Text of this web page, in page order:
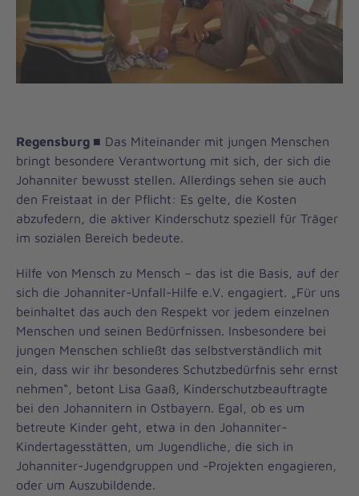
Regensburg ■ Das Miteinander mit jungen Menschen
bringt besondere Verantwortung mit sich, der sich die
Johanniter bewusst stellen. Allerdings sehen sie auch
den Freistaat in der Pflicht: Es gelte, die Kosten
abzufedern, die aktiver Kinderschutz speziell für Träger
im sozialen Bereich bedeute.
Hilfe von Mensch zu Mensch – das ist die Basis, auf der
sich die Johanniter-Unfall-Hilfe e.V. engagiert. „Für uns
beinhaltet das auch den Respekt vor jedem einzelnen
Menschen und seinen Bedürfnissen. Insbesondere bei
jungen Menschen schließt das selbstverständlich mit
ein, dass wir ihr besonderes Schutzbedürfnis sehr ernst
nehmen“, betont Lisa Gaaß, Kinderschutzbeauftragte
bei den Johannitern in Ostbayern. Egal, ob es um
betreute Kinder geht, etwa in den Johanniter-
Kindertagesstätten, um Jugendliche, die sich in
Johanniter-Jugendgruppen und -Projekten engagieren,
oder um Auszubildende.